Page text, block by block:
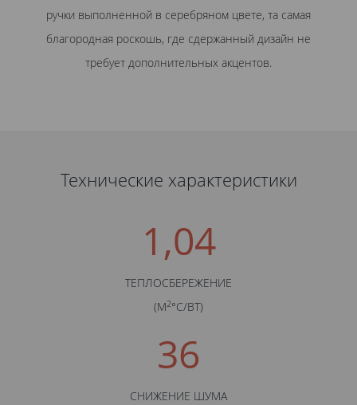
ручки выполненной в серебряном цвете, та самая
благородная роскошь, где сдержанный дизайн не
требует дополнительных акцентов.
Технические характеристики
1,04
ТЕПЛОСБЕРЕЖЕНИЕ
(М2°С/BТ)
36
СНИЖЕНИЕ ШУМА